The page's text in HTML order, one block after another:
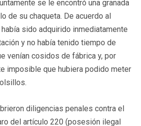
se le encontró una granada
de su chaqueta. De acuerdo al
sido adquirido inmediatamente
y no había tenido tiempo de
venían cosidos de fábrica y, por
imposible que hubiera podido meter
diligencias penales contra el
del artículo 220 (posesión ilegal